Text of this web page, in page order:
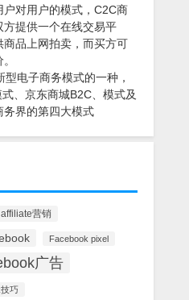
户对用户的模式，C2C商
提供一个在线交易平
品上网拍卖，而买方可
型电子商务模式的一种，
、京东商城B2C、模式及
务界的第四大模式
affiliate营销
Facebook pixel
广告
巧